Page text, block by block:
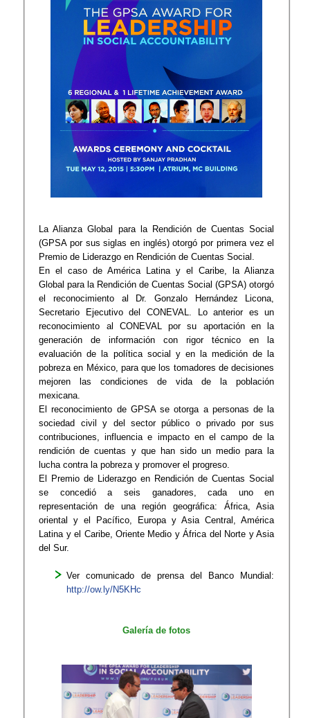
La Alianza Global para la Rendición de Cuentas Social
(GPSA por sus siglas en inglés) otorgó por primera vez el
Premio de Liderazgo en Rendición de Cuentas Social.
En el caso de América Latina y el Caribe, la Alianza
Global para la Rendición de Cuentas Social (GPSA) otorgó
el reconocimiento al Dr. Gonzalo Hernández Licona,
Secretario Ejecutivo del CONEVAL. Lo anterior es un
reconocimiento al CONEVAL por su aportación en la
generación de información con rigor técnico en la
evaluación de la política social y en la medición de la
pobreza en México, para que los tomadores de decisiones
mejoren las condiciones de vida de la población
mexicana.
El reconocimiento de GPSA se otorga a personas de la
sociedad civil y del sector público o privado por sus
contribuciones, influencia e impacto en el campo de la
rendición de cuentas y que han sido un medio para la
lucha contra la pobreza y promover el progreso.
El Premio de Liderazgo en Rendición de Cuentas Social
se concedió a seis ganadores, cada uno en
representación de una región geográfica: África, Asia
oriental y el Pacífico, Europa y Asia Central, América
Latina y el Caribe, Oriente Medio y África del Norte y Asia
del Sur.
Ver comunicado de prensa del Banco Mundial:
http://ow.ly/N5KHc
Galería de fotos